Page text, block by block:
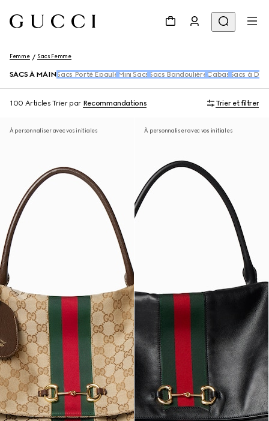
Femme Sacs Femme
SACS À MAIN Sacs Porté ÉpauleMini Sacs Sacs BandoulièreCabas Sacs à
100 Articles Trier par Recommandations Trier et filtrer
À personnaliser avec vos initiales À personnaliser avec vos initiales